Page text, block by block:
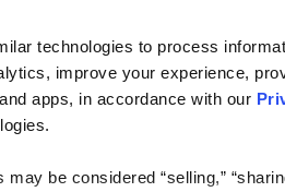
technologies to process
improve your experience,
apps, in accordance with our
be considered “selling,”